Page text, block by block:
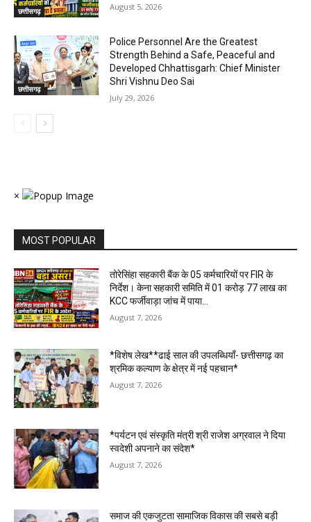
छत्तीसगढ़ August 5, 2026
छत्तीसगढ़
Police Personnel Are the Greatest
Strength Behind a Safe, Peaceful and
Developed Chhattisgarh: Chief Minister
Shri Vishnu Deo Sai
July 29, 2026
×
MOST POPULAR
तोरेसिंहा सहकारी बैंक के 05 कर्मचारियों पर FIR के
निर्देश। केना सहकारी समिति में 01 करोड़ 77 लाख का
KCC फर्जीवाड़ा जांच में पाया...
August 7, 2026
*विशेष लेख**ढाई साल की उपलब्धियाँ- छत्तीसगढ़ का
श्रमिक कल्याण के क्षेत्र में नई पहचान*
August 7, 2026
*पर्यटन एवं संस्कृति मंत्री श्री राजेश अग्रवाल ने दिया
स्वदेशी अपनाने का संदेश*
August 7, 2026
समाज की एकजुटता सामाजिक विकास की सबसे बड़ी